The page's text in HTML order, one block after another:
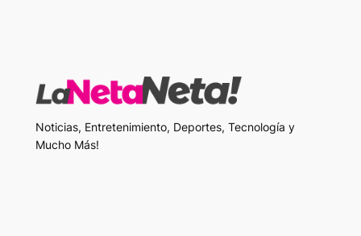
Noticias, Entretenimiento, Deportes, Tecnología y
Mucho Más!